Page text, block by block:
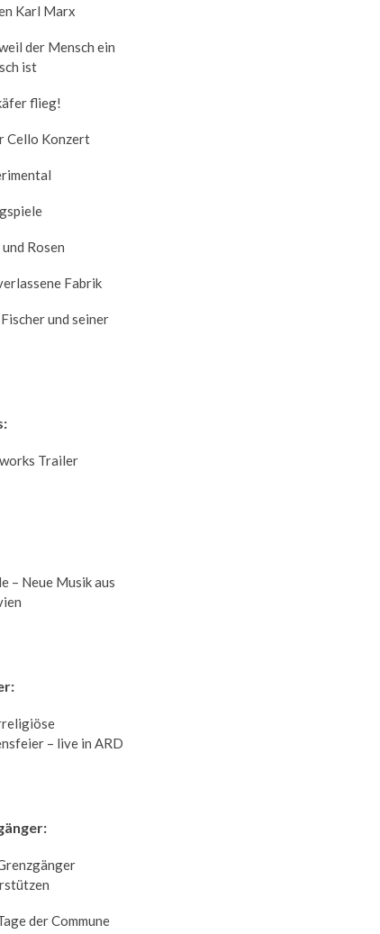
Karl Marx
der Mensch ein
ist
flieg!
Cello Konzert
Rosen
Fabrik
und seiner
Trailer
– Neue Musik aus
– live in ARD
der Commune